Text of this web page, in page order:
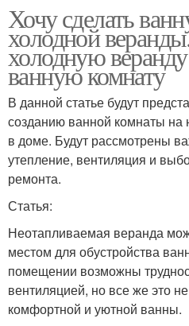
Хочу сделать
холодной
холодную
ванную комнату
В данной статье будут
созданию ванной комнаты
в доме. Будут рассмотрены
утепление, вентиляция и
ремонта.
Статья:
Неотапливаемая веранда
местом для обустройства
помещении возможны
вентиляцией, но все же это
комфортной и уютной ванны.